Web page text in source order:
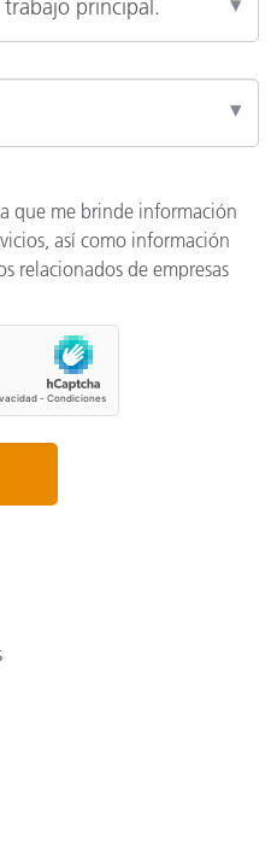
que me brinde información
así como información
relacionados de empresas